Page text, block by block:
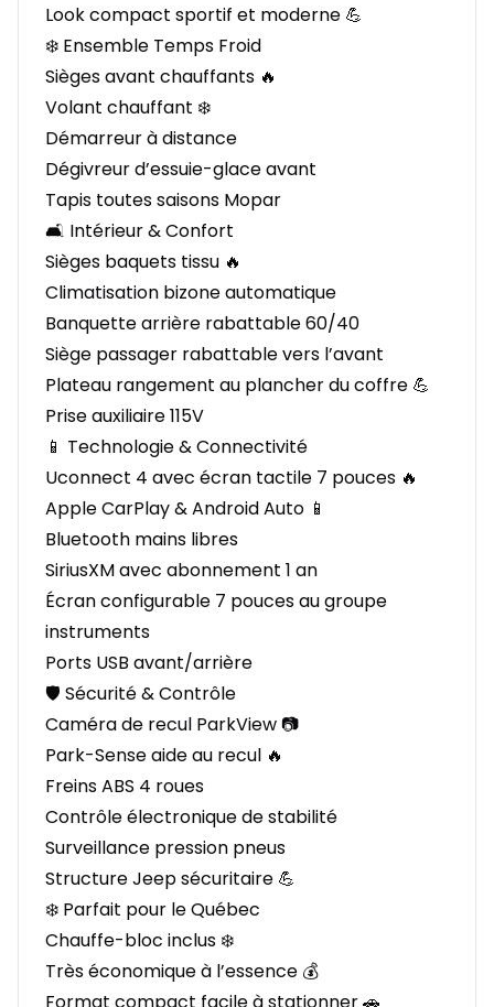
Look compact sportif et moderne 💪
❄️ Ensemble Temps Froid
Sièges avant chauffants 🔥
Volant chauffant ❄️
Démarreur à distance
Dégivreur d’essuie-glace avant
Tapis toutes saisons Mopar
🛋️ Intérieur & Confort
Sièges baquets tissu 🔥
Climatisation bizone automatique
Banquette arrière rabattable 60/40
Siège passager rabattable vers l’avant
Plateau rangement au plancher du coffre 💪
Prise auxiliaire 115V
📱 Technologie & Connectivité
Uconnect 4 avec écran tactile 7 pouces 🔥
Apple CarPlay & Android Auto 📱
Bluetooth mains libres
SiriusXM avec abonnement 1 an
Écran configurable 7 pouces au groupe
instruments
Ports USB avant/arrière
🛡️ Sécurité & Contrôle
Caméra de recul ParkView 📷
Park-Sense aide au recul 🔥
Freins ABS 4 roues
Contrôle électronique de stabilité
Surveillance pression pneus
Structure Jeep sécuritaire 💪
❄️ Parfait pour le Québec
Chauffe-bloc inclus ❄️
Très économique à l’essence 💰